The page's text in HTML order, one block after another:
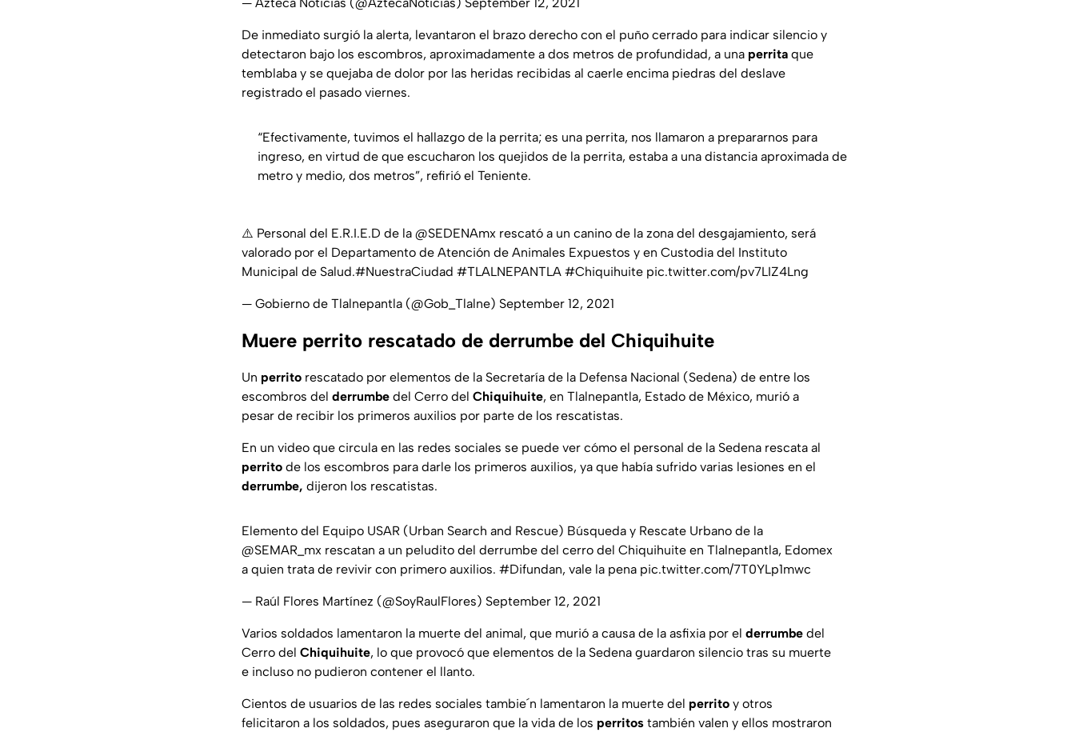
De inmediato surgió la alerta, levantaron el brazo derecho con el puño cerrado para indicar silencio y
detectaron bajo los escombros, aproximadamente a dos metros de profundidad, a una perrita que
temblaba y se quejaba de dolor por las heridas recibidas al caerle encima piedras del deslave
registrado el pasado viernes.
“Efectivamente, tuvimos el hallazgo de la perrita; es una perrita, nos llamaron a prepararnos para
ingreso, en virtud de que escucharon los quejidos de la perrita, estaba a una distancia aproximada de
metro y medio, dos metros”, refirió el Teniente.
⚠️ Personal del E.R.I.E.D de la @SEDENAmx rescató a un canino de la zona del desgajamiento, será
valorado por el Departamento de Atención de Animales Expuestos y en Custodia del Instituto
Municipal de Salud.#NuestraCiudad #TLALNEPANTLA #Chiquihuite pic.twitter.com/pv7LIZ4Lng
— Gobierno de Tlalnepantla (@Gob_Tlalne) September 12, 2021
Muere perrito rescatado de derrumbe del Chiquihuite
Un perrito rescatado por elementos de la Secretaría de la Defensa Nacional (Sedena) de entre los
escombros del derrumbe del Cerro del Chiquihuite, en Tlalnepantla, Estado de México, murió a
pesar de recibir los primeros auxilios por parte de los rescatistas.
En un video que circula en las redes sociales se puede ver cómo el personal de la Sedena rescata al
perrito de los escombros para darle los primeros auxilios, ya que había sufrido varias lesiones en el
derrumbe, dijeron los rescatistas.
Elemento del Equipo USAR (Urban Search and Rescue) Búsqueda y Rescate Urbano de la
@SEMAR_mx rescatan a un peludito del derrumbe del cerro del Chiquihuite en Tlalnepantla, Edomex
a quien trata de revivir con primero auxilios. #Difundan, vale la pena pic.twitter.com/7T0YLp1mwc
— Raúl Flores Martínez (@SoyRaulFlores) September 12, 2021
Varios soldados lamentaron la muerte del animal, que murió a causa de la asfixia por el derrumbe del
Cerro del Chiquihuite, lo que provocó que elementos de la Sedena guardaron silencio tras su muerte
e incluso no pudieron contener el llanto.
Cientos de usuarios de las redes sociales tambie´n lamentaron la muerte del perrito y otros
felicitaron a los soldados, pues aseguraron que la vida de los perritos también valen y ellos mostraron